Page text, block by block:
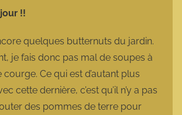
m
o
t
t
e
!!
quelques butternuts du jardin.
je fais donc pas mal de soupes à
courge. Ce qui est d’autant plus
cette dernière, c’est qu’il n’y a pas
des pommes de terre pour